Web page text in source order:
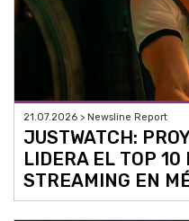
21.07.2026 > Newsline Report
JUSTWATCH:
LIDERA EL TOP 10
STREAMING EN